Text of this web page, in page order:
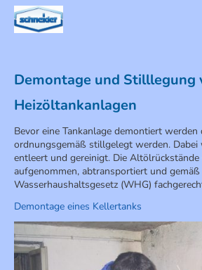
Demontage und Stilllegung
Heizöltankanlagen
Bevor eine Tankanlage demontiert
ordnungsgemäß stillgelegt werden. Dabei
entleert und gereinigt. Die Altölrückstände
aufgenommen, abtransportiert und gemäß
Wasserhaushaltsgesetz (WHG)
Demontage eines Kellertanks